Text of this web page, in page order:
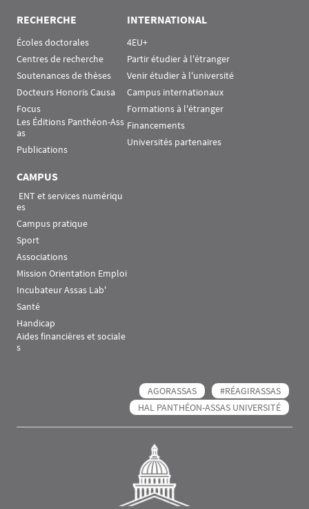
RECHERCHE
Écoles doctorales
Centres de recherche
Soutenances de thèses
Docteurs Honoris Causa
Focus
Les Éditions Panthéon-Ass
as
Publications
INTERNATIONAL
4EU+
Partir étudier à l'étranger
Venir étudier à l'université
Campus internationaux
Formations à l'étranger
Financements
Universités partenaires
CAMPUS
es
Campus pratique
Sport
Associations
Mission Orientation Emploi
Incubateur Assas Lab'
Santé
Handicap
Aides financières et sociale
s
AGORASSAS
#RÉAGIRASSAS
HAL PANTHÉON-ASSAS UNIVERSITÉ